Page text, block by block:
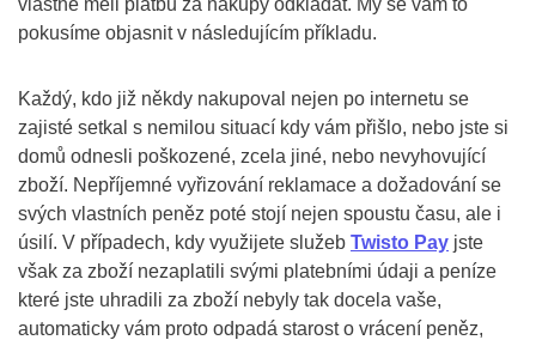
pokusíme objasnit v následujícím příkladu.
Každý, kdo již někdy nakupoval nejen po internetu se
zajisté setkal s nemilou situací kdy vám přišlo, nebo jste si
domů odnesli poškozené, zcela jiné, nebo nevyhovující
zboží. Nepříjemné vyřizování reklamace a dožadování se
svých vlastních peněz poté stojí nejen spoustu času, ale i
úsilí. V případech, kdy využijete služeb Twisto Pay jste
však za zboží nezaplatili svými platebními údaji a peníze
které jste uhradili za zboží nebyly tak docela vaše,
automaticky vám proto odpadá starost o vrácení peněz,